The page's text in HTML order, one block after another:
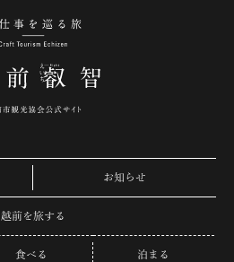
お知らせ
越前を旅する
食べる 泊まる